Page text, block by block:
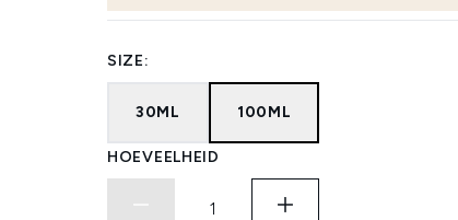
SIZE:
30ML 100ML
HOEVEELHEID